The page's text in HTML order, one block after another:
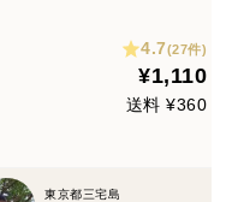
4.7(27件)
¥1,110
送料 ¥360
東京都三宅島